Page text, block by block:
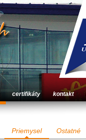
certifikáty kontakt
Priemysel Ostatné